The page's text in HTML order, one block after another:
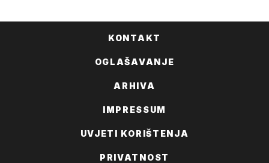
KONTAKT
OGLAŠAVANJE
ARHIVA
IMPRESSUM
UVJETI KORIŠTENJA
PRIVATNOST